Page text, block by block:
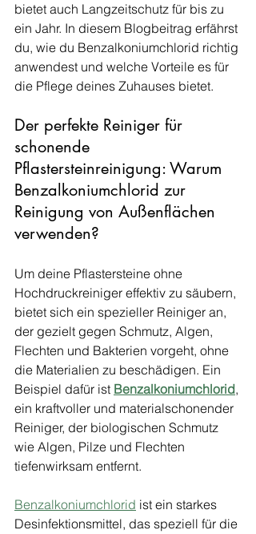
bietet auch Langzeitschutz für bis zu
ein Jahr. In diesem Blogbeitrag erfährst
du, wie du Benzalkoniumchlorid richtig
anwendest und welche Vorteile es für
die Pflege deines Zuhauses bietet.
Der perfekte Reiniger für
schonende
Pflastersteinreinigung: Warum
Benzalkoniumchlorid zur
Reinigung von Außenflächen
verwenden?
Um deine Pflastersteine ohne
Hochdruckreiniger effektiv zu säubern,
bietet sich ein spezieller Reiniger an,
der gezielt gegen Schmutz, Algen,
Flechten und Bakterien vorgeht, ohne
die Materialien zu beschädigen. Ein
Beispiel dafür ist Benzalkoniumchlorid,
ein kraftvoller und materialschonender
Reiniger, der biologischen Schmutz
wie Algen, Pilze und Flechten
tiefenwirksam entfernt.
Benzalkoniumchlorid ist ein starkes
Desinfektionsmittel, das speziell für die